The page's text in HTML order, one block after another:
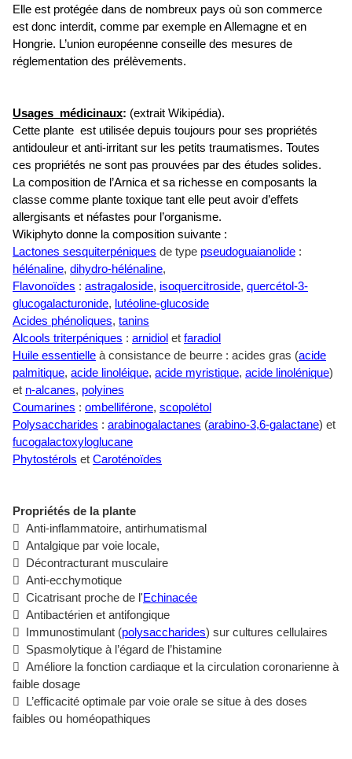
Elle est protégée dans de nombreux pays où son commerce
est donc interdit, comme par exemple en Allemagne et en
Hongrie. L’union européenne conseille des mesures de
réglementation des prélèvements.
Usages médicinaux: (extrait Wikipédia).
Cette plante est utilisée depuis toujours pour ses propriétés
antidouleur et anti-irritant sur les petits traumatismes. Toutes
ces propriétés ne sont pas prouvées par des études solides.
La composition de l’Arnica et sa richesse en composants la
classe comme plante toxique tant elle peut avoir d’effets
allergisants et néfastes pour l’organisme.
Wikiphyto donne la composition suivante :
Lactones sesquiterpéniques de type pseudoguaianolide :
hélénaline, dihydro-hélénaline,
Flavonoïdes : astragaloside, isoquercitroside, quercétol-3-
glucogalacturonide, lutéoline-glucoside
Acides phénoliques, tanins
Alcools triterpéniques : arnidiol et faradiol
Huile essentielle à consistance de beurre : acides gras (acide
palmitique, acide linoléique, acide myristique, acide linolénique)
et n-alcanes, polyines
Coumarines : ombelliférone, scopolétol
Polysaccharides : arabinogalactanes (arabino-3,6-galactane) et
fucogalactoxyloglucane
Phytostérols et Caroténoïdes
Propriétés de la plante
 Anti-inflammatoire, antirhumatismal
 Antalgique par voie locale,
 Décontracturant musculaire
 Anti-ecchymotique
 Cicatrisant proche de l'Echinacée
 Antibactérien et antifongique
 Immunostimulant (polysaccharides) sur cultures cellulaires
 Spasmolytique à l’égard de l’histamine
 Améliore la fonction cardiaque et la circulation coronarienne à
faible dosage
 L’efficacité optimale par voie orale se situe à des doses
faibles ou homéopathiques